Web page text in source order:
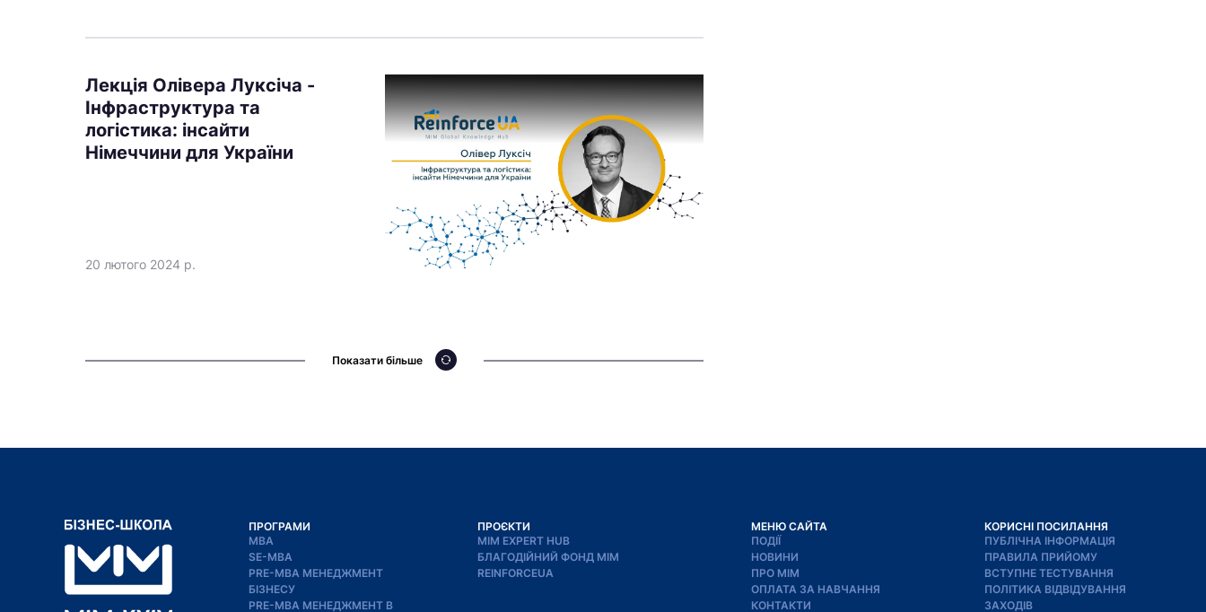
Лекція Олівера Луксіча -
Інфраструктура та
логістика: інсайти
Німеччини для України
20 лютого 2024 р.
Показати більше
ПРОГРАМИ
MBA
SE-MBA
PRE-MBA МЕНЕДЖМЕНТ
БІЗНЕСУ
PRE-MBA МЕНЕДЖМЕНТ В
ПРОЄКТИ
МІМ EXPERT HUB
БЛАГОДІЙНИЙ ФОНД МІМ
REINFORCEUA
МЕНЮ САЙТА
ПОДІЇ
НОВИНИ
ПРО МІМ
ОПЛАТА ЗА НАВЧАННЯ
КОНТАКТИ
КОРИСНІ ПОСИЛАННЯ
ПУБЛІЧНА ІНФОРМАЦІЯ
ПРАВИЛА ПРИЙОМУ
ВСТУПНЕ ТЕСТУВАННЯ
ПОЛІТИКА ВІДВІДУВАННЯ
ЗАХОДІВ